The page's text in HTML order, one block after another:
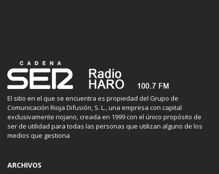
El sitio en el que se encuentra es propiedad del Grupo de
Comunicación Rioja Difusión, S. L., una empresa con capital
exclusivamente riojano, creada en 1999 con el único propósito de
ser de utilidad para todas las personas que utilizan alguno de los
medios que gestiona
ARCHIVOS